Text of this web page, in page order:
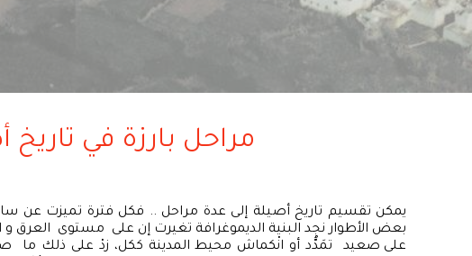
مراحل بارزة في تاريخ
يمكن تقسيم تاريخ أصيلة إلى عدة مراحل .. فكل فترة تميزت عن
بعض الأطوار نجد البنية الديموغرافة تغيرت إن على مستوى العرق و
على صعيد تمَدُّد أو انْكماش محيط المدينة ككل، زدْ على ذلك ما